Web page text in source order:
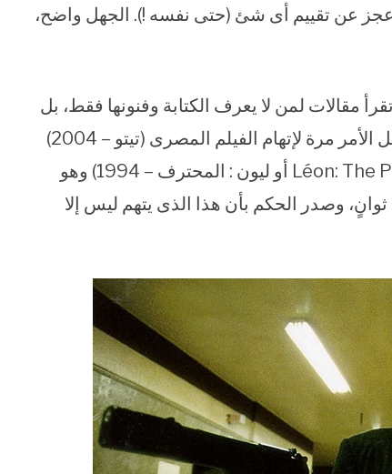
أعجز عن تقييم أى شئ (حتى نفسه !). الجهل واضح،
مقالات لمن لا يعرف الكتابة وفنونها فقط، بل
لمن لم ير الفيلم الذى يتحدث عنه من الأساس. وصل الأمر مرة لإتهام الفيلم المصرى (تيتو – 2004)
بالسطو على قصة الفيلم الفرنسى ( Léon: The Professional أو ليون : المحترف – 1994) وهو
وصدر الحكم بأن هذا الذى يتهم ليس إلا